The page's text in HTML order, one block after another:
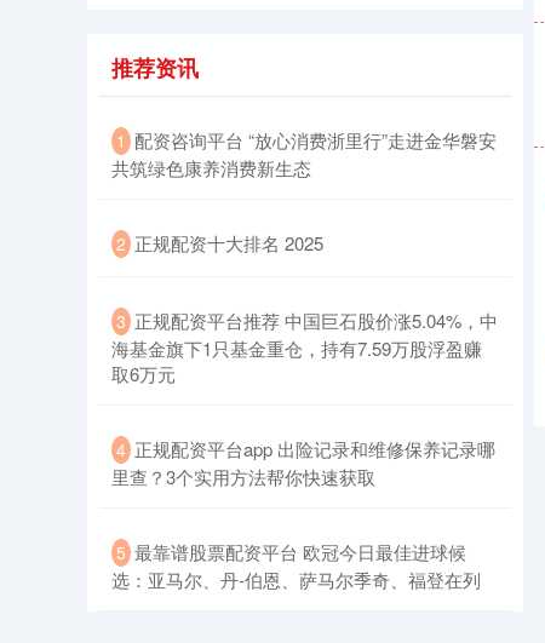
北证50
创业板指 3515.56 -19.58 -0.55%
基金指数 7229.80 -1.63 -0.02%
推荐资讯
1 ​配资咨询平台 “放心消费浙里行”走进金华磐安
共筑绿色康养消费新生态
2 ​正规配资十大排名 2025
3 ​正规配资平台推荐 中国巨石股价涨5.04%，中
海基金旗下1只基金重仓，持有7.59万股浮盈赚
取6万元
4 ​正规配资平台app 出险记录和维修保养记录哪
里查？3个实用方法帮你快速获取
5 ​最靠谱股票配资平台 欧冠今日最佳进球候
选：亚马尔、丹-伯恩、萨马尔季奇、福登在列